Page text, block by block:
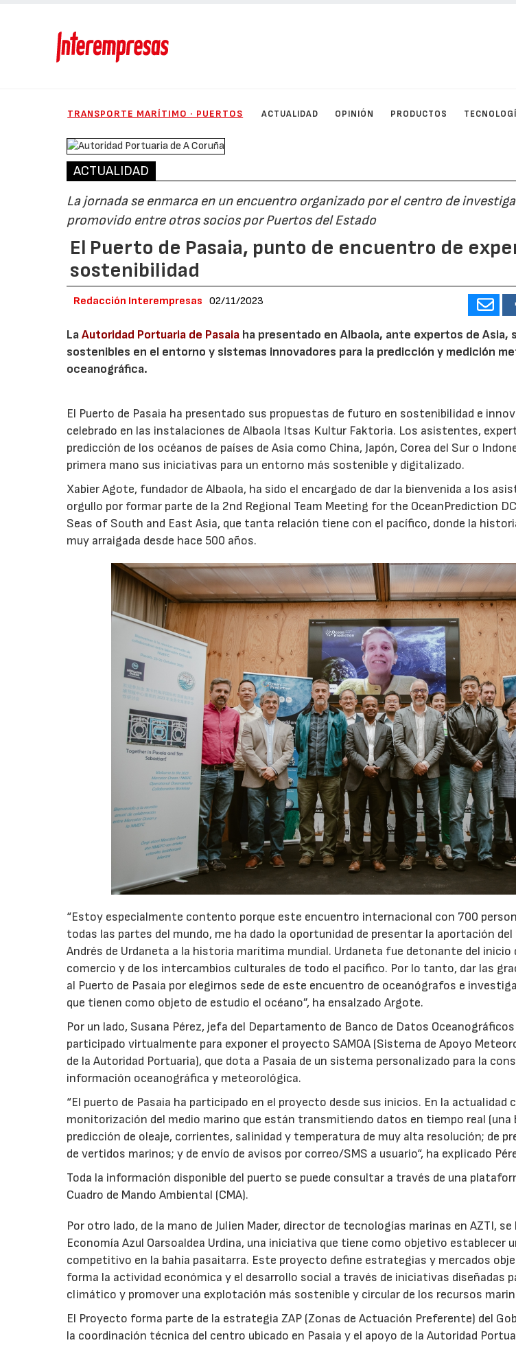
TRANSPORTE MARÍTIMO · PUERTOS ACTUALIDAD OPINIÓN PRODUCTOS
ACTUALIDAD
La jornada se enmarca en un encuentro organizado por el centro de
promovido entre otros socios por Puertos del Estado
El Puerto de Pasaia, punto de encuentro de
sostenibilidad
Redacción Interempresas 02/11/2023
LaAutoridad Portuaria de Pasaia ha presentado en Albaola, ante expertos de Asia,
sostenibles en el entorno y sistemas innovadores para la predicción y medición
oceanográfica.
El Puerto de Pasaia ha presentado sus propuestas de futuro en sostenibilidad e
celebrado en las instalaciones de Albaola Itsas Kultur Faktoria. Los asistentes,
predicción de los océanos de países de Asia como China, Japón, Corea del Sur o
primera mano sus iniciativas para un entorno más sostenible y digitalizado.
Xabier Agote, fundador de Albaola, ha sido el encargado de dar la bienvenida a los
orgullo por formar parte de la 2nd Regional Team Meeting for the OceanPrediction
Seas of South and East Asia, que tanta relación tiene con el pacífico, donde la
muy arraigada desde hace 500 años.
“Estoy especialmente contento porque este encuentro internacional con 700
todas las partes del mundo, me ha dado la oportunidad de presentar la aportación
Andrés de Urdaneta a la historia marítima mundial. Urdaneta fue detonante del inicio
comercio y de los intercambios culturales de todo el pacífico. Por lo tanto, dar las
al Puerto de Pasaia por elegirnos sede de este encuentro de oceanógrafos e
que tienen como objeto de estudio el océano”, ha ensalzado Argote.
Por un lado, Susana Pérez, jefa del Departamento de Banco de Datos
participado virtualmente para exponer el proyecto SAMOA (Sistema de Apoyo
de la Autoridad Portuaria), que dota a Pasaia de un sistema personalizado para la
información oceanográfica y meteorológica.
“El puerto de Pasaia ha participado en el proyecto desde sus inicios. En la actualidad
monitorización del medio marino que están transmitiendo datos en tiempo real (una
predicción de oleaje, corrientes, salinidad y temperatura de muy alta resolución; de
de vertidos marinos; y de envío de avisos por correo/SMS a usuario“, ha explicado
Toda la información disponible del puerto se puede consultar a través de una
Cuadro de Mando Ambiental (CMA).
Por otro lado, de la mano de Julien Mader, director de tecnologías marinas en AZTI,
Economía Azul Oarsoaldea Urdina, una iniciativa que tiene como objetivo establecer
competitivo en la bahía pasaitarra. Este proyecto define estrategias y mercados
forma la actividad económica y el desarrollo social a través de iniciativas diseñadas
climático y promover una explotación más sostenible y circular de los recursos
El Proyecto forma parte de la estrategia ZAP (Zonas de Actuación Preferente) del
la coordinación técnica del centro ubicado en Pasaia y el apoyo de la Autoridad
23/07/2026